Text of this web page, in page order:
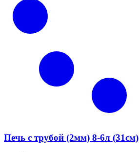
Печь с трубой (2мм) 8-6л (31см)